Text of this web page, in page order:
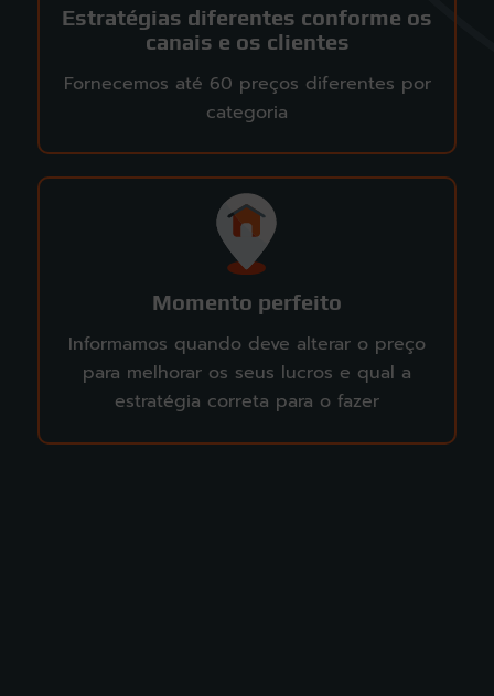
Estratégias diferentes conforme os
canais e os clientes
Fornecemos até 60 preços diferentes por
categoria
Momento perfeito
Informamos quando deve alterar o preço
para melhorar os seus lucros e qual a
estratégia correta para o fazer